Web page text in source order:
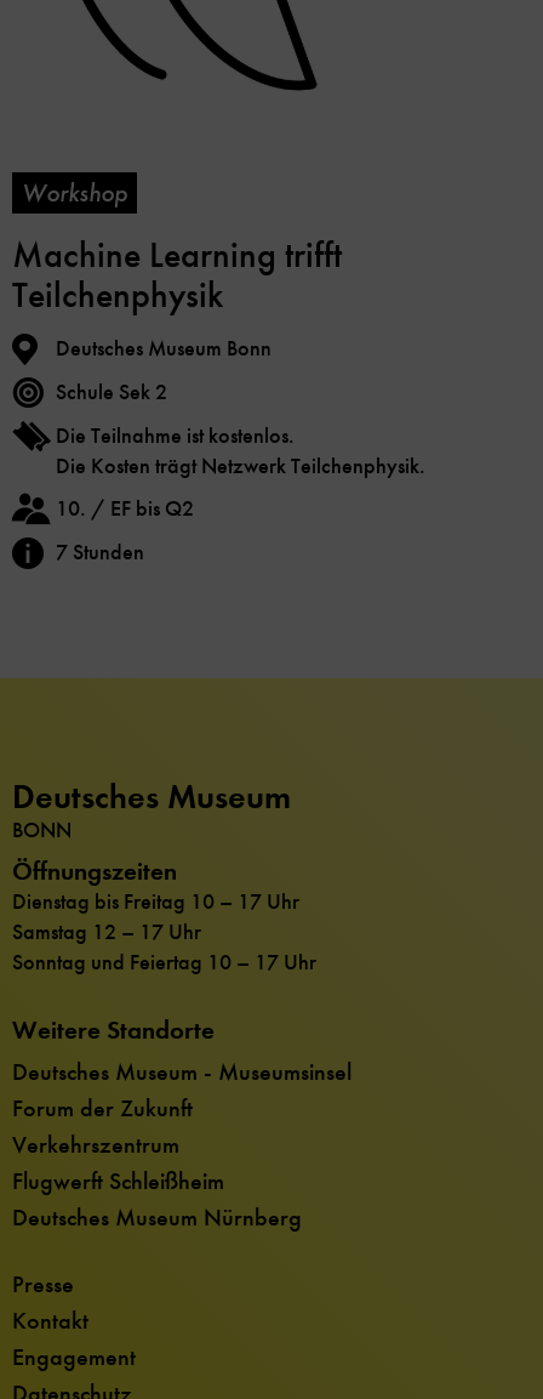
Workshop
Machine Learning trifft
Teilchenphysik
Deutsches Museum Bonn
Schule Sek 2
Die Teilnahme ist kostenlos.
Die Kosten trägt Netzwerk Teilchenphysik.
10. / EF bis Q2
7 Stunden
Deutsches Museum
BONN
Öffnungszeiten
Dienstag bis Freitag 10 – 17 Uhr
Samstag 12 – 17 Uhr
Sonntag und Feiertag 10 – 17 Uhr
Weitere Standorte
Deutsches Museum - Museumsinsel
Forum der Zukunft
Verkehrszentrum
Flugwerft Schleißheim
Deutsches Museum Nürnberg
Presse
Kontakt
Engagement